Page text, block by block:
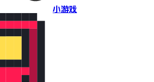
小游戏